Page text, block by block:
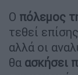
Ο πόλεμος
τεθεί
αλλά οι
θα ασκήσει